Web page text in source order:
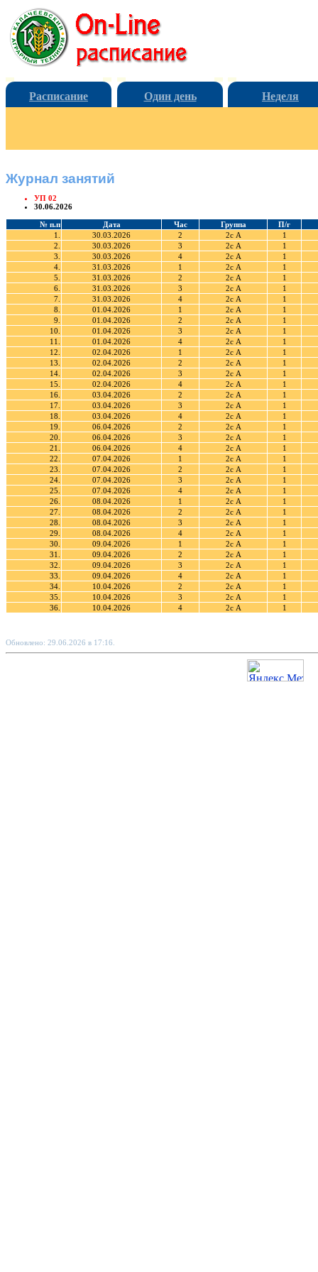
Расписание Один день Неделя
Журнал занятий
УП 02
30.06.2026
№ п.п Дата Час Группа
П/г
1.
30.03.2026 2 2с А
1
2.
30.03.2026 3 2с А
1
3.
30.03.2026 4 2с А
1
4.
31.03.2026 1 2с А
1
5.
31.03.2026 2 2с А
1
6.
31.03.2026 3 2с А
1
7.
31.03.2026 4 2с А
1
8.
01.04.2026 1 2с А
1
9.
01.04.2026 2 2с А
1
10.
01.04.2026 3 2с А
1
11.
01.04.2026 4 2с А
1
12.
02.04.2026 1 2с А
1
13.
02.04.2026 2 2с А
1
14.
02.04.2026 3 2с А
1
15.
02.04.2026 4 2с А
1
16.
03.04.2026 2 2с А
1
17.
03.04.2026 3 2с А
1
18.
03.04.2026 4 2с А
1
19.
06.04.2026 2 2с А
1
20.
06.04.2026 3 2с А
1
21.
06.04.2026 4 2с А
1
22.
07.04.2026 1 2с А
1
23.
07.04.2026 2 2с А
1
24.
07.04.2026 3 2с А
1
25.
07.04.2026 4 2с А
1
26.
08.04.2026 1 2с А
1
27.
08.04.2026 2 2с А
1
28.
08.04.2026 3 2с А
1
29.
08.04.2026 4 2с А
1
30.
09.04.2026 1 2с А
1
31.
09.04.2026 2 2с А
1
32.
09.04.2026 3 2с А
1
33.
09.04.2026 4 2с А
1
34.
10.04.2026 2 2с А
1
35.
10.04.2026 3 2с А
1
36.
10.04.2026 4 2с А 1
Обновлено: 29.06.2026 в 17:16.